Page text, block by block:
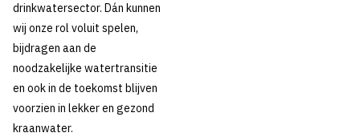
drinkwatersector. Dán kunnen
wij onze rol voluit spelen,
bijdragen aan de
noodzakelijke watertransitie
en ook in de toekomst blijven
voorzien in lekker en gezond
kraanwater.